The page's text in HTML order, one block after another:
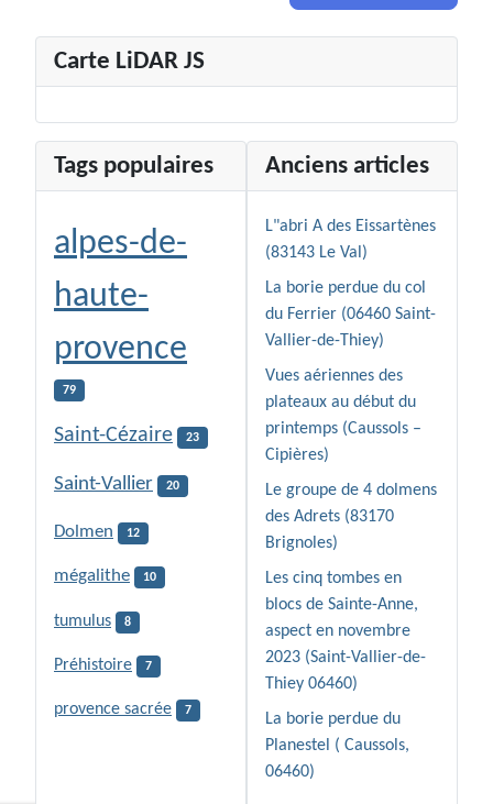
Carte LiDAR JS
Tags populaires
alpes-de-
haute-
provence
79
Saint-Cézaire 23
Saint-Vallier 20
Dolmen 12
mégalithe 10
tumulus 8
Préhistoire 7
provence sacrée 7
Anciens articles
L"abri A des Eissartènes
(83143 Le Val)
La borie perdue du col
du Ferrier (06460 Saint-
Vallier-de-Thiey)
Vues aériennes des
plateaux au début du
printemps (Caussols –
Cipières)
Le groupe de 4 dolmens
des Adrets (83170
Brignoles)
Les cinq tombes en
blocs de Sainte-Anne,
aspect en novembre
2023 (Saint-Vallier-de-
Thiey 06460)
La borie perdue du
Planestel ( Caussols,
06460)